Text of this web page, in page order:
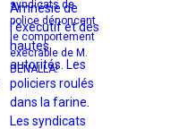
Amnésie de
l’exécutif et des
hautes
autorités. Les
policiers roulés
dans la farine.
Les syndicats